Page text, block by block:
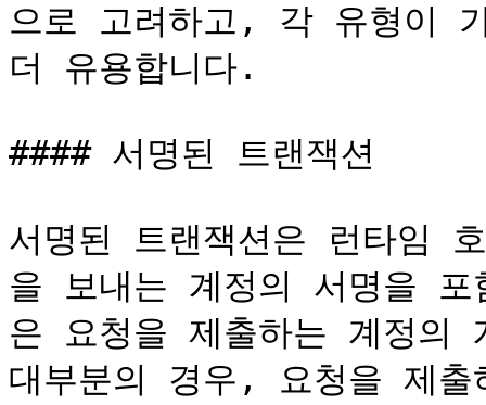
으로 고려하고, 각 유형이
더 유용합니다.
#### 서명된 트랜잭션
서명된 트랜잭션은 런타임
을 보내는 계정의 서명을
은 요청을 제출하는 계정의
대부분의 경우, 요청을 제